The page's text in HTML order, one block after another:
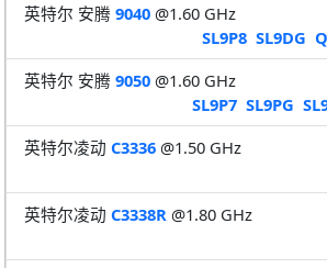
英特尔 安腾9040 @1.60 GHz
SL9P8 SL9DG
英特尔 安腾9050 @1.60 GHz
SL9P7 SL9PG
英特尔凌动C3336 @1.50 GHz
英特尔凌动C3338R @1.80 GHz